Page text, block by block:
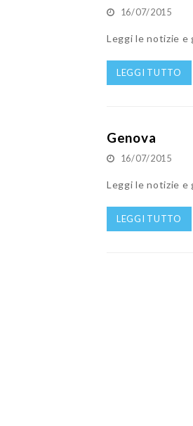
16/07/2015
Leggi le notizie e
LEGGI TUTTO
Genova
16/07/2015
Leggi le notizie e
LEGGI TUTTO